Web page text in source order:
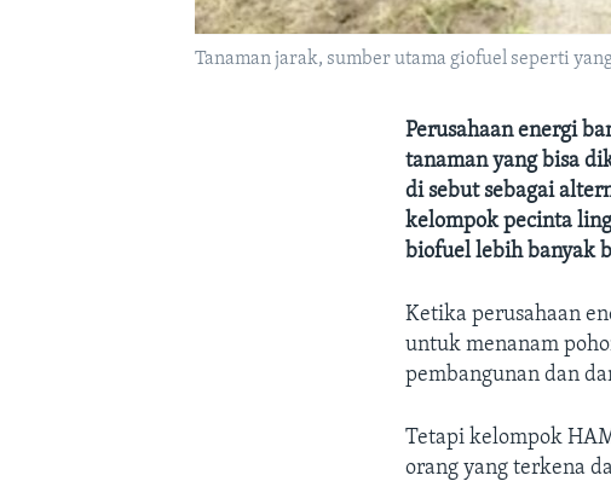
Tanaman jarak, sumber utama giofuel seperti
Perusahaan energi
tanaman yang bisa
di sebut sebagai
kelompok pecinta
biofuel lebih banyak
Ketika perusahaan
untuk menanam
pembangunan dan
Tetapi kelompok
orang yang terkena